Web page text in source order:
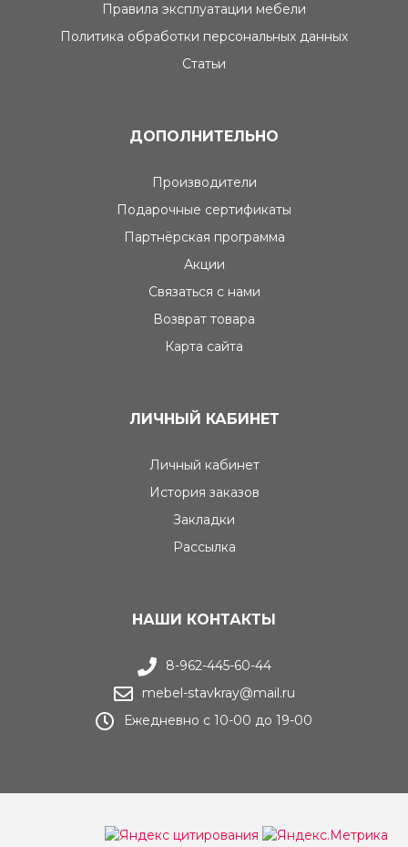
Правила эксплуатации мебели
Политика обработки персональных данных
Статьи
ДОПОЛНИТЕЛЬНО
Производители
Подарочные сертификаты
Партнёрская программа
Акции
Связаться с нами
Возврат товара
Карта сайта
ЛИЧНЫЙ КАБИНЕТ
Личный кабинет
История заказов
Закладки
Рассылка
НАШИ КОНТАКТЫ
8-962-445-60-44
mebel-stavkray@mail.ru
Ежедневно с 10-00 до 19-00